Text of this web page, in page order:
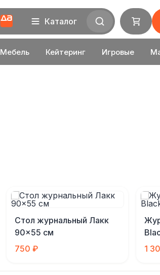
Мебель Кейтеринг Игровые
Каталог
Стол журнальный Лакк
90×55 см
750 ₽
1